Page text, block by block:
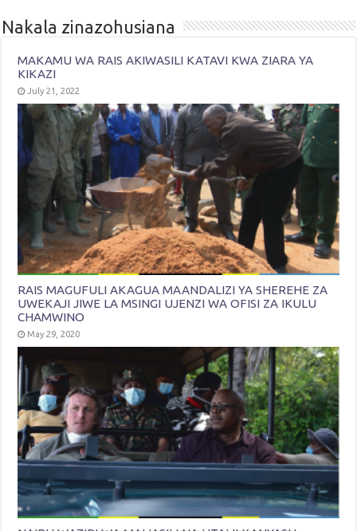
Nakala zinazohusiana
MAKAMU WA RAIS AKIWASILI KATAVI KWA ZIARA YA
KIKAZI
July 21, 2022
RAIS MAGUFULI AKAGUA MAANDALIZI YA SHEREHE ZA
UWEKAJI JIWE LA MSINGI UJENZI WA OFISI ZA IKULU
CHAMWINO
May 29, 2020